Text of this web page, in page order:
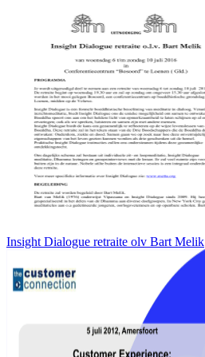
Insight Dialogue retraite olv Bart Melik